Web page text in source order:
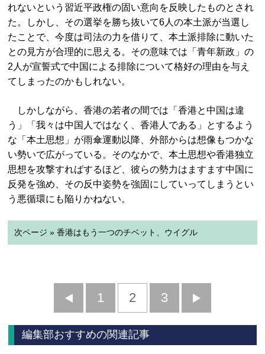
れないという習近平政権の固い意向を反映したものとされ
た。しかし、その選挙を勝ち抜いて6人の本土派が当選し
たことで、今度は司法の力を借りて、本土派排除に動いた
との見方が合理的に思える。その意味では「青年新政」の
2人が宣誓式で中国による排除について格好の理由を与え
てしまったのかもしれない。
しかしながら、香港の若者の間では「香港と中国は違
う」「我々は中国人ではなく、香港人である」とするよう
な「本土思想」が雨傘運動以降、外部からは想像もつかな
い勢いで広がっている。そのなかで、本土思想や香港独立
思想を攻撃すればするほど、彼らの勢力はますます中国に
反発を強め、その反中姿勢を強固にしていってしまうとい
う悪循環にも陥りかねない。
次ページ » 香港はもう一つのチベット、ウイグル
前
へ
1 2 3
へ
編集部おすすめの関連記事